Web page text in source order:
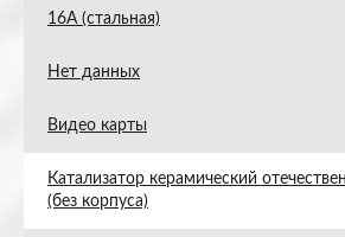
16А (стальная)
Нет данных
Видео карты
Катализатор керамический
(без корпуса)